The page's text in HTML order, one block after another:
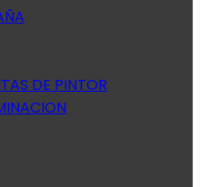
DE PINTOR